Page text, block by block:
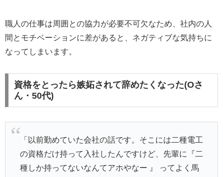
職人の仕事は周囲との協力が必要不可欠なため、社内の人
間とモチベーションに差があると、ネガティブな気持ちに
なってしまいます。
資格をとったら嫉妬されて辞めたくなった(Oさ
ん・50代)
「以前勤めていた会社の話です。そこには二種電工
の資格だけ持って入社したんですけど、先輩に『二
種しか持ってないなんてアホやなー 』 ってよく馬